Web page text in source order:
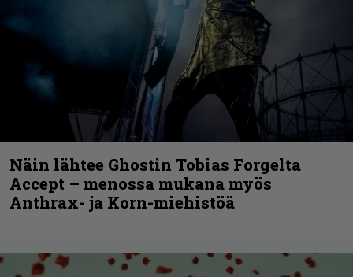
Näin lähtee Ghostin Tobias Forgelta
Accept – menossa mukana myös
Anthrax- ja Korn-miehistöä